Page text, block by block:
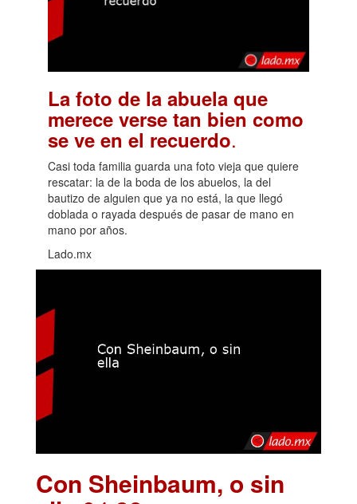
La foto de la abuela que
merece verse tan bien como
se ve en el recuerdo.
Casi toda familia guarda una foto vieja que quiere
rescatar: la de la boda de los abuelos, la del
bautizo de alguien que ya no está, la que llegó
doblada o rayada después de pasar de mano en
mano por años.
Lado.mx
Con Sheinbaum, o sin